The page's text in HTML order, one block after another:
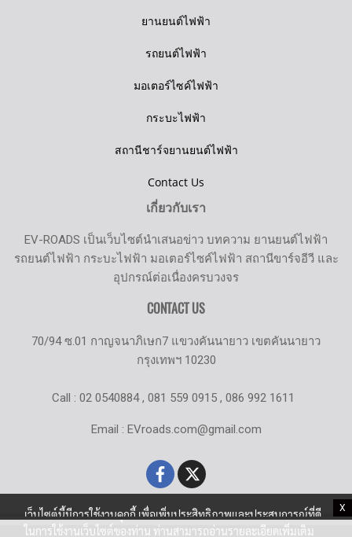
X
ยานยนต์ไฟฟ้า
รถยนต์ไฟฟ้า
มอเตอร์ไซค์ไฟฟ้า
กระบะไฟฟ้า
สถานีชาร์จยานยนต์ไฟฟ้า
Contact Us
เกี่ยวกับเรา
EV-ROADS เป็นเว็บไซต์นำเสนอข่าว บทความ ยานยนต์ไฟฟ้า
รถยนต์ไฟฟ้า กระบะไฟฟ้า มอเตอร์ไซค์ไฟฟ้า สถานีขาร์จอีวี และ
อุปกรณ์ต่อเนื่องครบวงจร
CONTACT US
70/94 ซ.01 กาญจนาภิเษก7 แขวงคันนายาว เขตคันนายาว
กรุงเทพฯ 10230
Call : 02 0540884 , 081 559 0915 , 086 992 1611
Email : EVroads.com@gmail.com
เว็บไซต์นี้มีการใช้งานคุกกี้ เพื่อเพิ่มประสิทธิภาพและประสบการณ์ที่ดี
ในการใช้งานเว็บไซต์ของท่าน ท่านสามารถอ่านรายละเอียดเพิ่มเติม